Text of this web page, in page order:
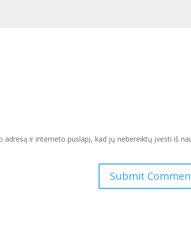
ir interneto puslapį, kad jų nebereiktų įvesti iš